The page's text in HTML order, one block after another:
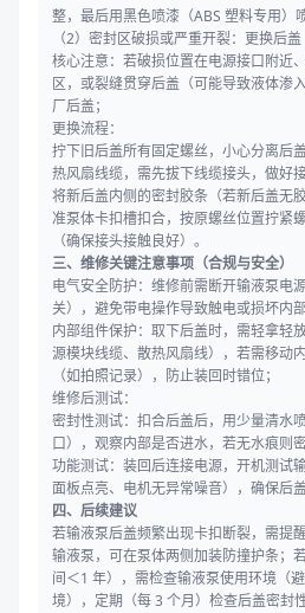
整，最后用黑色喷漆（ABS 塑料专用）
（2）密封区破损或严重开裂：更换后盖
核心注意：若破损位置在电源接口附近
区，或裂缝贯穿后盖（可能导致液体渗
厂后盖；
更换流程：
拧下旧后盖所有固定螺丝，小心分离后
热风扇线缆，需先拔下线缆接头，做好接
将新后盖内侧的密封胶条（若新后盖无
准泵体卡扣槽扣合，按原螺丝位置拧紧
（确保接头接触良好）。
三、维修关键注意事项（合规与安全）
电气安全防护：维修前需断开输液泵电
关），避免带电操作导致触电或损坏内部
内部组件保护：取下后盖时，需轻拿轻
源模块线缆、散热风扇线），若需移动
（如拍照记录），防止装回时错位；
维修后测试：
密封性测试：扣合后盖后，用少量清水
口），观察内部是否进水，若无水痕则密
功能测试：装回后连接电源，开机测试
面板点亮、电机无异常噪音），确保后
四、后续建议
若输液泵后盖频繁出现卡扣断裂，需提
输液泵，可在泵体两侧加装防撞护条；
间＜1 年），需检查输液泵使用环境（
境），定期（每 3 个月）检查后盖密封